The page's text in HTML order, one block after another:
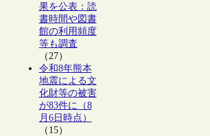
果を公表：読
書時間や図書
館の利用頻度
等も調査
（27）
令和8年熊本
地震による文
化財等の被害
が83件に（8
月6日時点）
（15）